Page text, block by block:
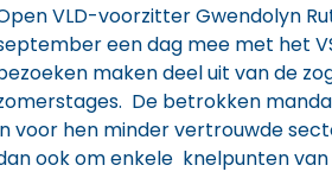
VLD-voorzitter Gwendolyn
een dag mee met het
maken deel uit van de
De betrokken
voor hen minder vertrouwde
ook om enkele knelpunten